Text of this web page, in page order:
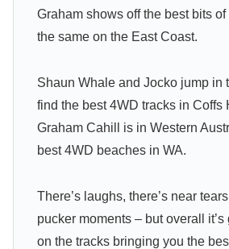
Graham shows off the best bits
the same on the East Coast.
Shaun Whale and Jocko jump in
find the best 4WD tracks in Coffs
Graham Cahill is in Western
best 4WD beaches in WA.
There’s laughs, there’s near
pucker moments – but overall
on the tracks bringing you the